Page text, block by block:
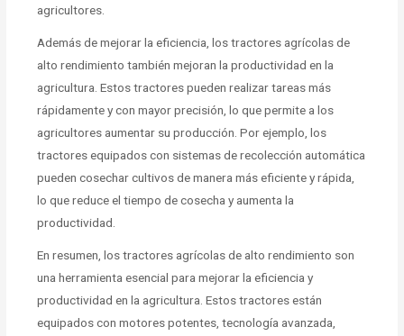
agricultores.
Además de mejorar la eficiencia, los tractores agrícolas de
alto rendimiento también mejoran la productividad en la
agricultura. Estos tractores pueden realizar tareas más
rápidamente y con mayor precisión, lo que permite a los
agricultores aumentar su producción. Por ejemplo, los
tractores equipados con sistemas de recolección automática
pueden cosechar cultivos de manera más eficiente y rápida,
lo que reduce el tiempo de cosecha y aumenta la
productividad.
En resumen, los tractores agrícolas de alto rendimiento son
una herramienta esencial para mejorar la eficiencia y
productividad en la agricultura. Estos tractores están
equipados con motores potentes, tecnología avanzada,